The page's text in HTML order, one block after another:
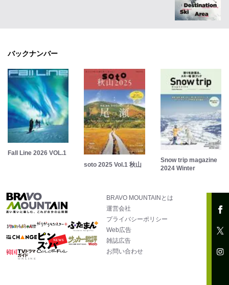
バックナンバー
Fall Line 2026 VOL.1
soto 2025 Vol.1 秋山
Snow trip magazine
2024 Winter
BRAVO MOUNTAINとは
運営会社
プライバシーポリシー
Web広告
雑誌広告
お問い合わせ